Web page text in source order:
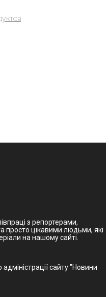
з репортерами,
просто цікавими людьми, які
на нашому сайті.
сайту "Новини